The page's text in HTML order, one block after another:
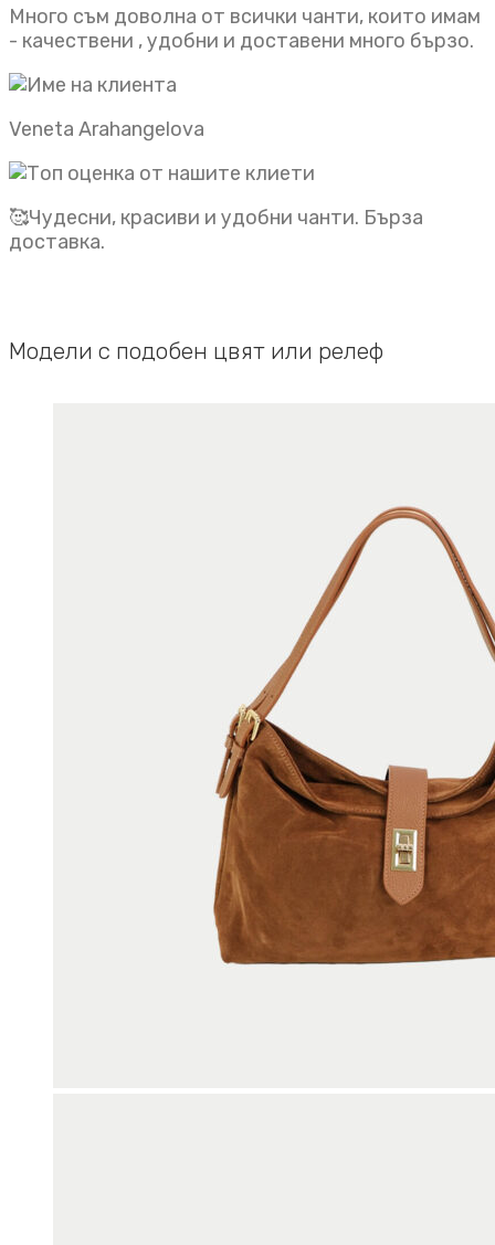
Много съм доволна от всички чанти, които имам
- качествени , удобни и доставени много бързо.
Veneta Arahangelova
🥰Чудесни, красиви и удобни чанти. Бърза
доставка.
Модели с подобен цвят или релеф